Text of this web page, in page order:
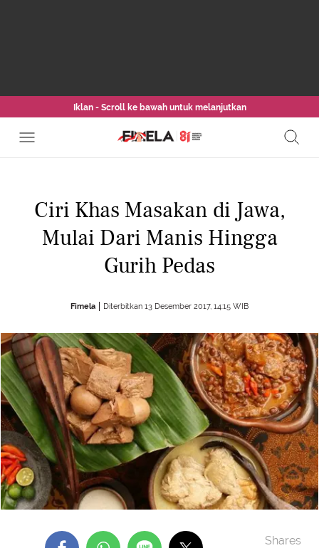
Iklan - Scroll ke bawah untuk melanjutkan
Ciri Khas Masakan di Jawa,
Mulai Dari Manis Hingga
Gurih Pedas
Fimela Diterbitkan 13 Desember 2017, 14:15 WIB
Shares